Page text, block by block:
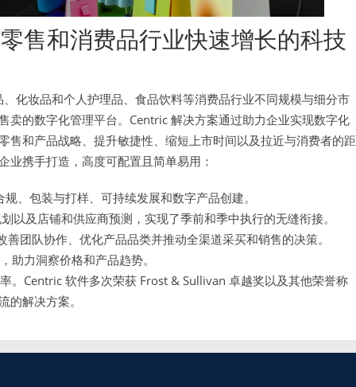
售和消费品行业快速增长的科技
化妆品和个人护理品、食品饮料等消费品行业不同规模与细分市
卖的数字化管理平台。Centric 解决方案通过助力企业实现数字化
和产品战略、提升敏捷性、缩短上市时间以及拉近与消费者的距
业携手打造，高度可配置且简单易用：
、包装与打样、可持续发展和数字产品创建。
以及店铺和供应商预测，实现了季前和季中执行的无缝衔接。
团队协作、优化产品品类并推动全渠道采买和销售的决策。
助力洞察价格和产品趋势。
。Centric 软件多次荣获 Frost & Sullivan 卓越奖以及其他荣誉称
解决方案。